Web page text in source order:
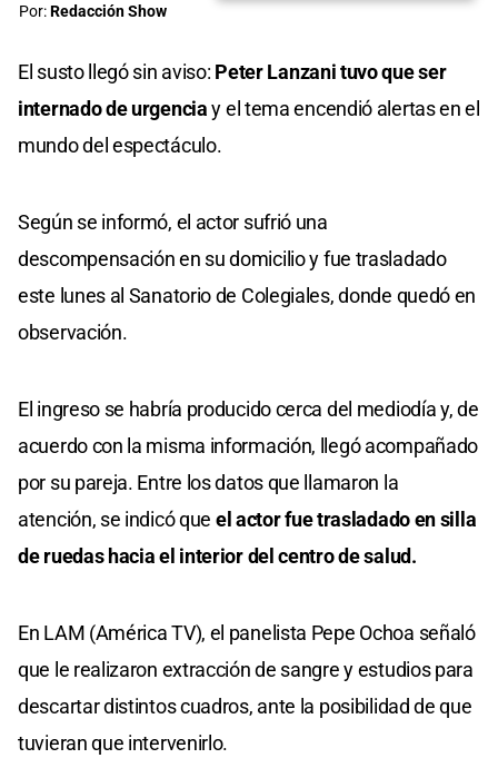
Por:Redacción Show
El susto llegó sin aviso: Peter Lanzani tuvo que ser
internado de urgenciay el tema encendió alertas en el
mundo del espectáculo.
Según se informó, el actor sufrió una
descompensación en su domicilio y fue trasladado
este lunes al Sanatorio de Colegiales, donde quedó en
observación.
El ingreso se habría producido cerca del mediodía y, de
acuerdo con la misma información, llegó acompañado
por su pareja. Entre los datos que llamaron la
atención, se indicó que el actor fue trasladado en silla
de ruedas hacia el interior del centro de salud.
En LAM (América TV), el panelista Pepe Ochoa señaló
que le realizaron extracción de sangre y estudios para
descartar distintos cuadros, ante la posibilidad de que
tuvieran que intervenirlo.